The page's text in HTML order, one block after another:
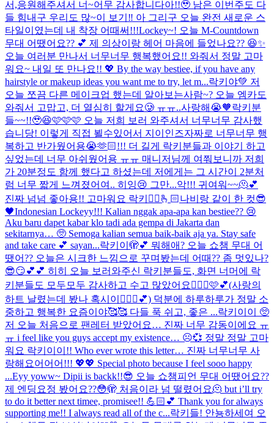
서,응원해주셔서 너~어무 감사합니다아!!🥹 남은 이번주도 다
들 힘내구 우리도 많~이 보기‼️ 아 그리구 오늘 완전 새로운 스
타일이였는데 내 착장 어때써!!!Lockey~! 오늘 M-Countdown
무대 어땠어요?? 💕 제 의상이랑 헤어 마음에 들었나요?? 😆✨
오늘 여러분 만나서 너무너무 행복했어요!! 와줘서 정말 고마
워요~ 내일 또 만나요!! 💖 By the way bestiee, if you have any
hairstyle or makeup ideas you want me to try, let m...락키야💚 저
오늘 쪼끔 다른 메이크업 했는데 알아보는사람~? 오늘 엠카도
와줘서 고맙고, 더 열심히 할게요🥲 ㅠㅠ..사랑해😭🧡락키분
들~~!!🥹😆🩷🩷🩷 오늘 저희 보러 와주셔서 너무너무 감사했
습니당! 이렇게 직접 뵐수있어서 지이인즈자짜로 너무너무 행
복하고 반가웠어용😭🫶🏻!!! 더 길게 락키분들과 이야기 하고
싶었는데 너무 아쉬웠어용 ㅠㅠ 매니저님께 여쭤보니까 저희
가 20분정도 함께 했다고 하셨는데 저에게는 그 시간이 2분처
럼 너무 짧게 느껴졌어여.. 히잉😢 그만...악!!! 귀여워~~🫠💕
진짜 넘넘 좋아용!! 고마워요 락키🙂‍↔️🫰🏻나비랑 같이 한 컷😎
🖤Indonesian Lockeyy!!! Kalian nggak apa-apa kan bestiee?? 😢
Aku baru dapet kabar klo tadi ada gempa di Jakarta dan
sekitarnya… 🥺 Semoga kalian semua baik-baik aja ya. Stay safe
and take care 💕 sayan...락키이🫣💕 뭐해애? 오늘 쇼챔 무대 어
땠어?? 오늘은 시크한 느낌으로 꾸며봤는데 어때?? 좀 멋있나?
😎😏💕💕 히히 오늘 보러와주신 락키분들도, 화면 너머에 락
키분들도 모두모두 감사하고 수고 많았어요🙆🏻‍♀️🩷💕(사랑의
하트 날렸는데 봤나 혹시이🧏🏻‍♀️💕) 덕분에 하루하루가 정말 소
중하고 행복한 요즘이야🥰🥰 다들 푹 쉬고, 좋은 ...락키이이 🥺
저 오늘 처음으로 팬레터 받았어요… 진짜 너무 감동이에요 ㅠ
ㅠ i feel like you guys accept my existence… ☹️💞 정말 정말 고마
워요 락키이이!! Who ever wrote this letter… 진짜 너무너무 사
랑해요어어어!!! 💖💖 Special photo because I feel sooo happy
...Eyy yoww~ Dipii is backk!!😎 오늘 쇼챔피언 무대 어땠어요??
제 엔딩요정 봤어요??😳🫣 처음이라 넘 떨렸어요🫠 but i’ll try
to do it better next timee, promisee!! 💪🏻💕 Thank you for always
supporting me!! I always read all of the c...락키들! 안뇽하세여 오